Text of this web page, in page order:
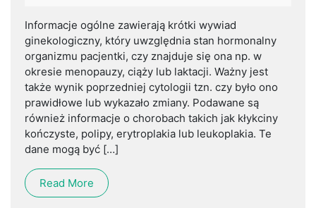
Informacje ogólne zawierają krótki wywiad
ginekologiczny, który uwzględnia stan hormonalny
organizmu pacjentki, czy znajduje się ona np. w
okresie menopauzy, ciąży lub laktacji. Ważny jest
także wynik poprzedniej cytologii tzn. czy było ono
prawidłowe lub wykazało zmiany. Podawane są
również informacje o chorobach takich jak kłykciny
kończyste, polipy, erytroplakia lub leukoplakia. Te
dane mogą być […]
Read More